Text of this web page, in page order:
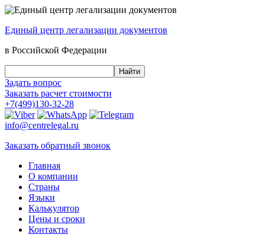
Единый центр легализации документов
в Российской Федерации
Задать вопрос
Заказать расчет стоимости
+7(499)130-32-28
info@centrelegal.ru
Заказать обратный звонок
Главная
О компании
Страны
Языки
Калькулятор
Цены и сроки
Контакты